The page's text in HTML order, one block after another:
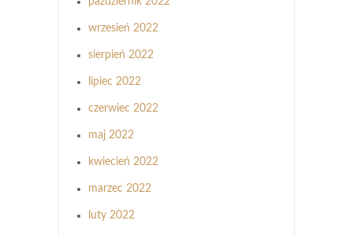
wrzesień 2022
sierpień 2022
lipiec 2022
czerwiec 2022
maj 2022
kwiecień 2022
marzec 2022
luty 2022